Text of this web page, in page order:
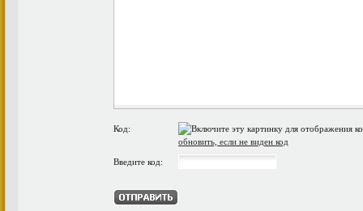
Код:
обновить, если не виден код
Введите код: